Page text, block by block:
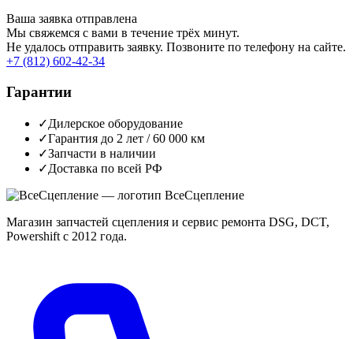
Ваша заявка отправлена
Мы свяжемся с вами в течение трёх минут.
Не удалось отправить заявку. Позвоните по телефону на сайте.
+7 (812) 602-42-34
Гарантии
✓Дилерское оборудование
✓Гарантия до 2 лет / 60 000 км
✓Запчасти в наличии
✓Доставка по всей РФ
ВсеСцепление
Магазин запчастей сцепления и сервис ремонта DSG, DCT,
Powershift с 2012 года.